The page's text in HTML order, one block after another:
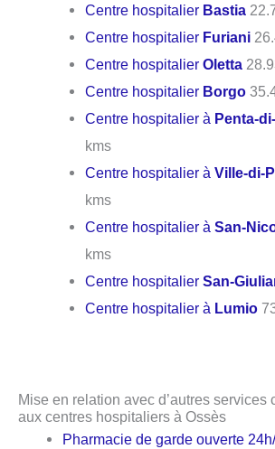
Centre hospitalier Bastia
Centre hospitalier Furiani
Centre hospitalierOletta
Centre hospitalier Borgo
Centre hospitalier à Penta-
kms
Centre hospitalier àVille-di-
kms
Centre hospitalier àSan-
kms
Centre hospitalierSan-
Centre hospitalier à Lumio
Mise en relation avec d’autres services
aux centres hospitaliers à Ossès
Pharmacie de garde ouverte